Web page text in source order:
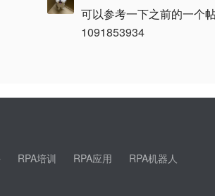
可以参考一下之前的一个
1091853934
RPA培训 RPA应用 RPA机器人